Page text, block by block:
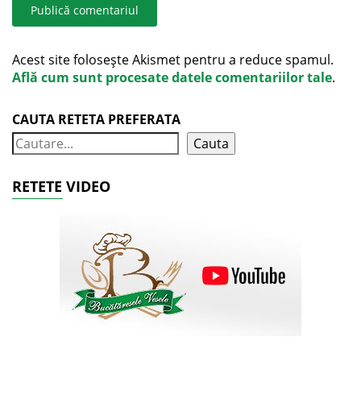
Acest site folosește Akismet pentru a reduce spamul.
Află cum sunt procesate datele comentariilor tale.
CAUTA RETETA PREFERATA
Cauta
RETETE VIDEO